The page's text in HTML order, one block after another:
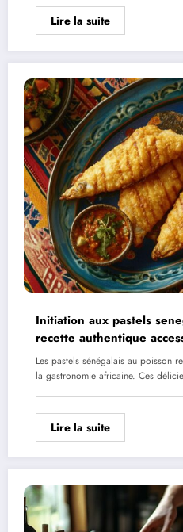
Lire la suite
Initiation aux pastels
recette authentique
Les pastels sénégalais au poisson
la gastronomie africaine. Ces
Lire la suite